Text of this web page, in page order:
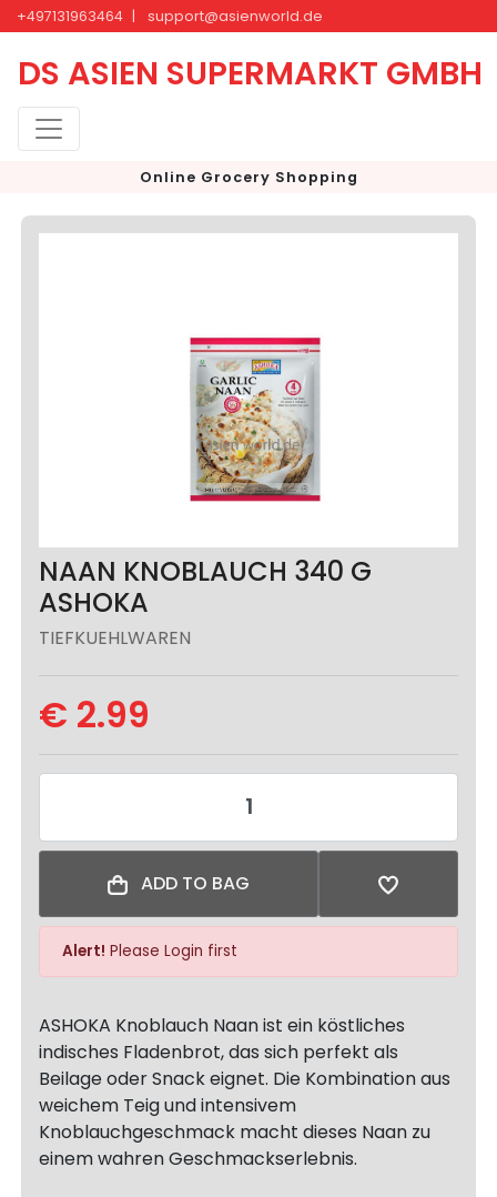
+497131963464 | support@asienworld.de
DS ASIEN SUPERMARKT GMBH
Online Grocery Shopping
NAAN KNOBLAUCH 340 G
ASHOKA
TIEFKUEHLWAREN
€ 2.99
ADD TO BAG
Alert! Please Login first
ASHOKA Knoblauch Naan ist ein köstliches
indisches Fladenbrot, das sich perfekt als
Beilage oder Snack eignet. Die Kombination aus
weichem Teig und intensivem
Knoblauchgeschmack macht dieses Naan zu
einem wahren Geschmackserlebnis.